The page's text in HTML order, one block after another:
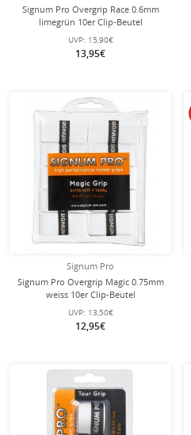
Signum Pro Overgrip Race 0.6mm
limegrün 10er Clip-Beutel
UVP: 15,90€
13,95€
Signum Pro
Signum Pro Overgrip Magic 0.75mm
weiss 10er Clip-Beutel
UVP: 13,50€
12,95€